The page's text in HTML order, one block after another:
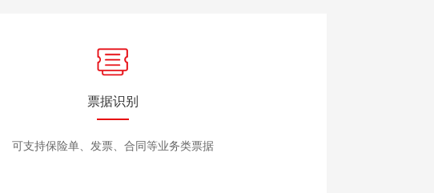
票据识别
可支持保险单、发票、合同等业务类票据